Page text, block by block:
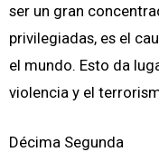
ser un gran
privilegiadas, es el
el mundo. Esto da
violencia y el
Décima Segunda